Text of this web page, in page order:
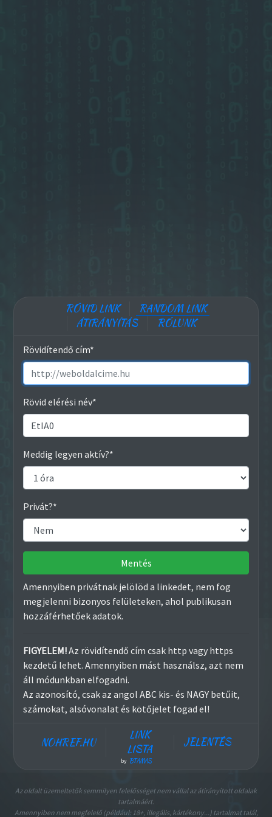
RÖVID LINK
RANDOM LINK
ÁTIRÁNYÍTÁS
RÓLUNK
Rövidítendő cím*
Rövid elérési név*
Meddig legyen aktív?*
Privát?*
Mentés
Amennyiben privátnak jelölöd a linkedet, nem fog
megjelenni bizonyos felületeken, ahol publikusan
hozzáférhetőek adatok.
FIGYELEM!Az rövidítendő cím csak http vagy https
kezdetű lehet. Amennyiben mást használsz, azt nem
áll módunkban elfogadni.
Az azonosító, csak az angol ABC kis- és NAGY betűit,
számokat, alsóvonalat és kötőjelet fogad el!
NOHREF.HU
LINK
LISTA
JELENTÉS
by BTAMAS
Az oldalt üzemeltetők semmilyen felelősséget nem vállal az átirányított oldalak
tartalmáért.
Amennyiben nem megfelelő (például: 18+, illegális, kártékony...) tartalmat talál,